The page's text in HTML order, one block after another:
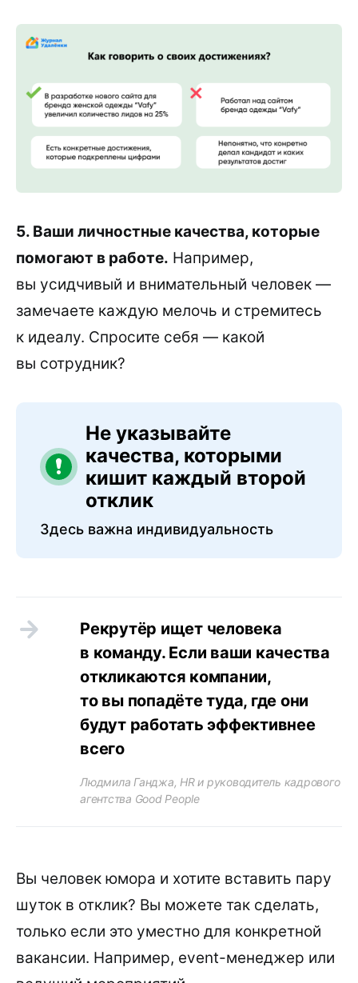
5. Ваши личностные качества, которые
помогают в работе. Например,
вы усидчивый и внимательный человек —
замечаете каждую мелочь и стремитесь
к идеалу. Спросите себя — какой
вы сотрудник?
Не указывайте
качества, которыми
кишит каждый второй
отклик
Здесь важна индивидуальность
Рекрутёр ищет человека
в команду. Если ваши качества
откликаются компании,
то вы попадёте туда, где они
будут работать эффективнее
всего
Людмила Ганджа, HR и руководитель кадрового
агентства Good People
Вы человек юмора и хотите вставить пару
шуток в отклик? Вы можете так сделать,
только если это уместно для конкретной
вакансии. Например, event-менеджер или